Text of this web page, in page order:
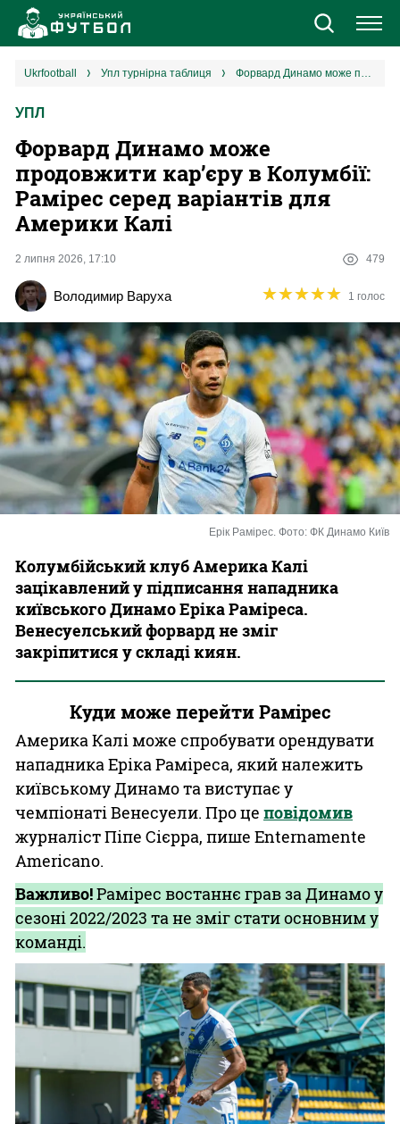
Новини
Єврокубки
УПЛ
Різне
Букмекери
Казино
ukrfootball упл турнірна таблиця Форвард Динамо може продовжити кар’єру в Колумбії: Рамірес серед варіантів для Америки Калі
УПЛ
Форвард Динамо може
продовжити кар’єру в Колумбії:
Рамірес серед варіантів для
Америки Калі
2 липня 2026, 17:10 479
Володимир Варуха ★★★★★
★★★★★ 1 голос
Ерік Рамірес. Фото: ФК Динамо Київ
Колумбійський клуб Америка Калі
зацікавлений у підписання нападника
київського Динамо Еріка Раміреса.
Венесуелський форвард не зміг
закріпитися у складі киян.
Куди може перейти Рамірес
Америка Калі може спробувати орендувати
нападника Еріка Раміреса, який належить
київському Динамо та виступає у
чемпіонаті Венесуели. Про це повідомив
журналіст Піпе Сієрра, пише Enternamente
Americano.
Важливо!Рамірес востаннє грав за Динамо у
сезоні 2022/2023 та не зміг стати основним у
команді.